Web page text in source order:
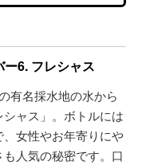
6. フレシャス
有名採水地の水から
ャス」。ボトルには
女性やお年寄りにや
人気の秘密です。口